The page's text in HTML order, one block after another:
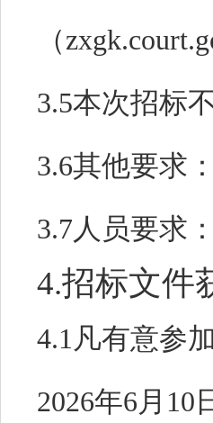
（
3.5本次招标
3.6其他要求：
3.7人员要求：
4.招标文件
4.1凡有意参
2026年6月10